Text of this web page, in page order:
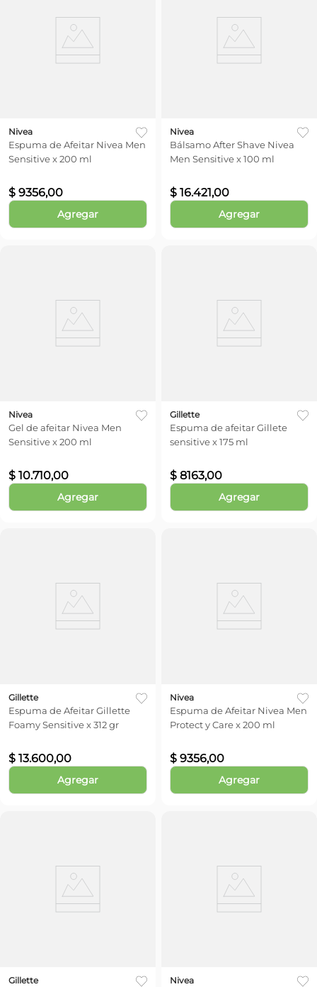
Nivea
Espuma de Afeitar Nivea Men
Sensitive x 200 ml
$ 9356,00
Agregar
Nivea
Bálsamo After Shave Nivea
Men Sensitive x 100 ml
$ 16.421,00
Agregar
Nivea
Gel de afeitar Nivea Men
Sensitive x 200 ml
$ 10.710,00
Agregar
Gillette
Espuma de afeitar Gillete
sensitive x 175 ml
$ 8163,00
Agregar
Gillette
Espuma de Afeitar Gillette
Foamy Sensitive x 312 gr
$ 13.600,00
Agregar
Nivea
Espuma de Afeitar Nivea Men
Protect y Care x 200 ml
$ 9356,00
Agregar
Gillette Nivea